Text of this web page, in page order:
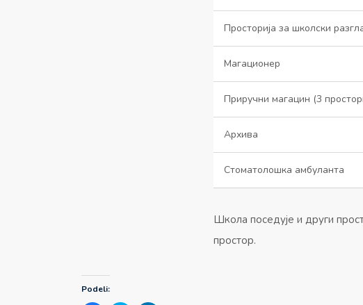
Просторија за школски
Магационер
Приручни магацин (3
Архива
Стоматолошка амбуланта
Школа поседује и други
простор.
Podeli: